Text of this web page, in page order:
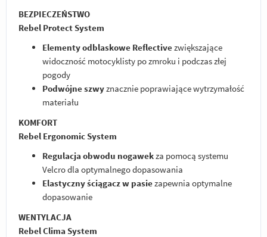
BEZPIECZEŃSTWO
Rebel Protect System
Elementy odblaskowe Reflectivezwiększające
widoczność motocyklisty po zmroku i podczas złej
pogody
Podwójne szwyznacznie poprawiające wytrzymałość
materiału
KOMFORT
Rebel Ergonomic System
Regulacja obwodu nogawekza pomocą systemu
Velcro dla optymalnego dopasowania
Elastyczny ściągacz w pasiezapewnia optymalne
dopasowanie
WENTYLACJA
Rebel Clima System